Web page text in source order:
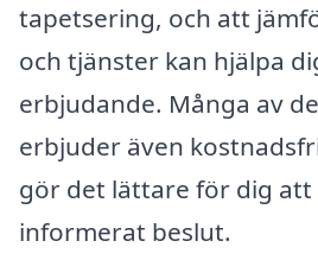
tapetsering, och att
och tjänster kan hjälpa
erbjudande. Många av
erbjuder även
gör det lättare för dig
informerat beslut.